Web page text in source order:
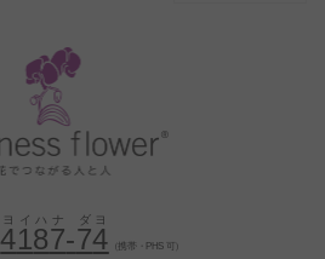
4187-74 （携帯・PHS 可）